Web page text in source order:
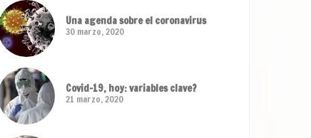
Una agenda sobre el coronavirus
30 marzo, 2020
Covid-19, hoy: variables clave?
21 marzo, 2020